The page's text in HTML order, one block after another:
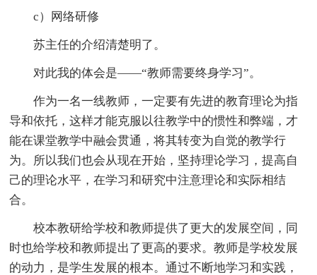
c）网络研修
苏主任的介绍清楚明了。
对此我的体会是——“教师需要终身学习”。
作为一名一线教师，一定要有先进的教育理论为指
导和依托，这样才能克服以往教学中的惯性和弊端，才
能在课堂教学中融会贯通，将其转变为自觉的教学行
为。所以我们也会从现在开始，坚持理论学习，提高自
己的理论水平，在学习和研究中注意理论和实际相结
合。
校本教研给学校和教师提供了更大的发展空间，同
时也给学校和教师提出了更高的要求。教师是学校发展
的动力，是学生发展的根本。通过不断地学习和实践，